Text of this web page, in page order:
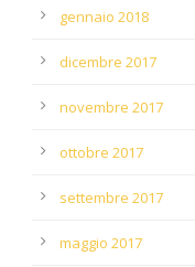
gennaio 2018
dicembre 2017
novembre 2017
ottobre 2017
settembre 2017
maggio 2017